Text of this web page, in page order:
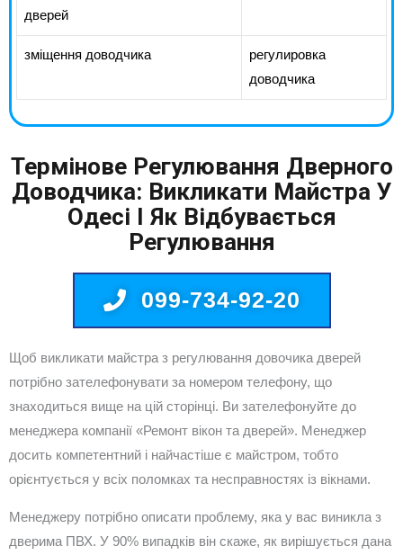
дверей
зміщення доводчика
регулировка
доводчика
Термінове Регулювання Дверного
Доводчика: Викликати Майстра У
Одесі І Як Відбувається
Регулювання
099-734-92-20
Щоб викликати майстра з регулювання довочика дверей
потрібно зателефонувати за номером телефону, що
знаходиться вище на цій сторінці. Ви зателефонуйте до
менеджера компанії «Ремонт вікон та дверей». Менеджер
досить компетентний і найчастіше є майстром, тобто
орієнтується у всіх поломках та несправностях із вікнами.
Менеджеру потрібно описати проблему, яка у вас виникла з
дверима ПВХ. У 90% випадків він скаже, як вирішується дана